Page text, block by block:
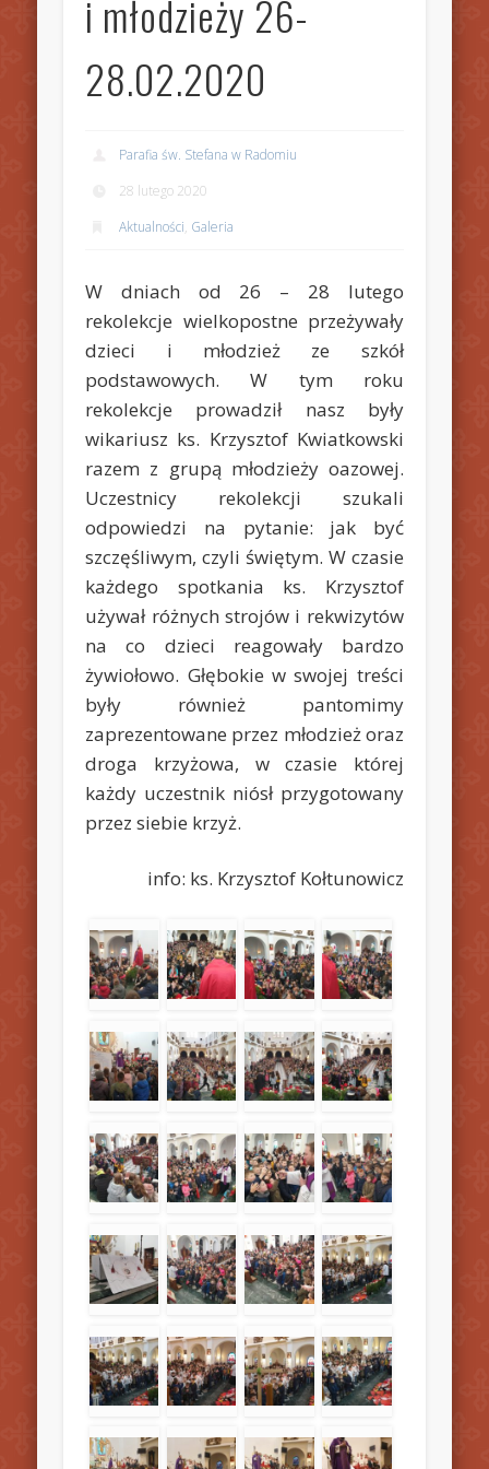
i młodzieży 26-
28.02.2020
Parafia św. Stefana w Radomiu
28 lutego 2020
Aktualności, Galeria
W dniach od 26 – 28 lutego
rekolekcje wielkopostne przeżywały
dzieci i młodzież ze szkół
podstawowych. W tym roku
rekolekcje prowadził nasz były
wikariusz ks. Krzysztof Kwiatkowski
razem z grupą młodzieży oazowej.
Uczestnicy rekolekcji szukali
odpowiedzi na pytanie: jak być
szczęśliwym, czyli świętym. W czasie
każdego spotkania ks. Krzysztof
używał różnych strojów i rekwizytów
na co dzieci reagowały bardzo
żywiołowo. Głębokie w swojej treści
były również pantomimy
zaprezentowane przez młodzież oraz
droga krzyżowa, w czasie której
każdy uczestnik niósł przygotowany
przez siebie krzyż.
info: ks. Krzysztof Kołtunowicz